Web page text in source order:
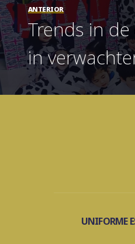
ANTERIOR
Trends in
in
UNIFORME